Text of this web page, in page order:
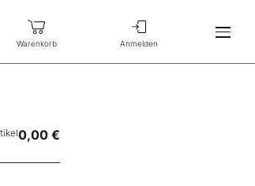
Warenkorb Anmelden
0,00 €